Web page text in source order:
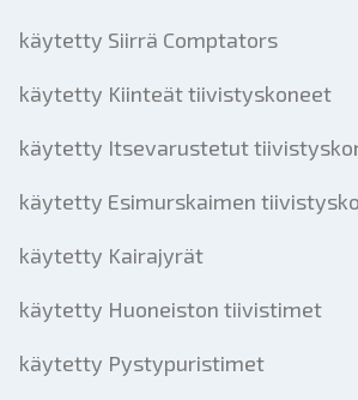
käytetty Siirrä Comptators
käytetty Kiinteät tiivistyskoneet
käytetty Itsevarustetut
käytetty Esimurskaimen
käytetty Kairajyrät
käytetty Huoneiston tiivistimet
käytetty Pystypuristimet